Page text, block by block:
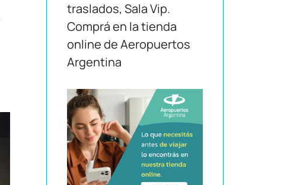
traslados, Sala Vip.
Comprá en la tienda
online de Aeropuertos
Argentina